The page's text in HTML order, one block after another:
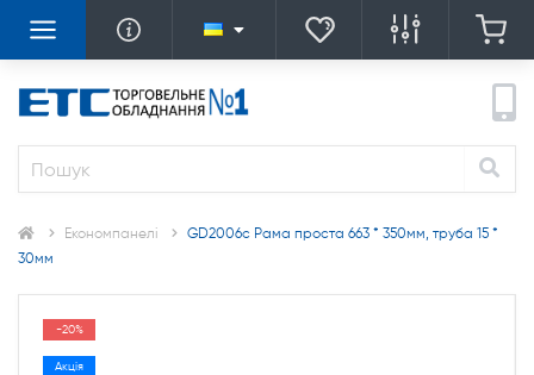
Економпанелі
GD2006c Рама проста 663 * 350мм, труба 15 *
30мм
-20%
Акція